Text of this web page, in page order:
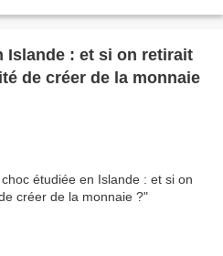
Islande : et si on retirait
de créer de la monnaie